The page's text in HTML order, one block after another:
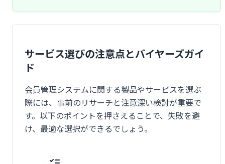
サービス選びの注意点とバイヤーズガイ
ド
会員管理システムに関する製品やサービスを選ぶ
際には、事前のリサーチと注意深い検討が重要で
す。以下のポイントを押さえることで、失敗を避
け、最適な選択ができるでしょう。